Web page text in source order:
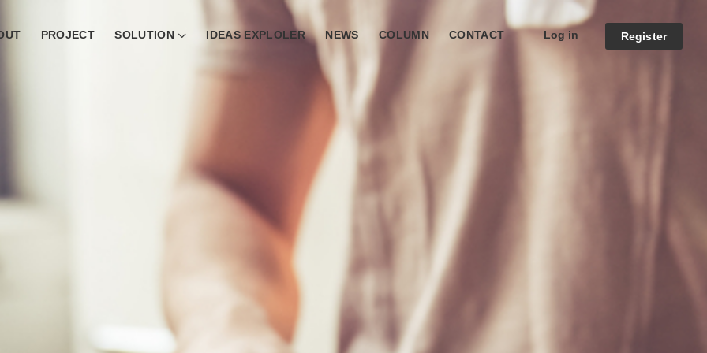
PROJECT SOLUTION IDEAS EXPLOLER NEWS COLUMN CONTACT Log in Register